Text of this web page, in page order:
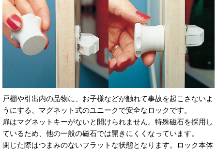
戸棚や引出内の品物に、お子様などが触れて事故を起こさないよ
うにする、マグネット式のユニークで安全なロックです。
扉はマグネットキーがないと開けられません。特殊磁石を採用し
ているため、他の一般の磁石では開きにくくなっています。
閉じた際はつまみのないフラットな状態となります。ロック本体